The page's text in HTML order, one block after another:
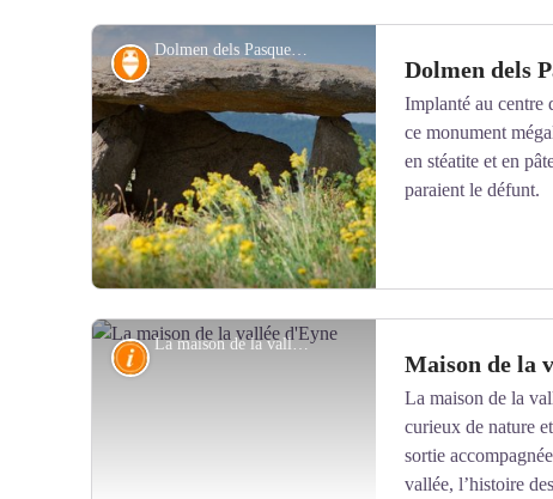
Voir l'image en plein écran
Dolmen dels Pasquerets - © CC Pyrénées Catalanes
Voir l'image en plein écran
Archéologie Dolmen dels
Implanté au centre
ce monument
en stéatite et en
paraient le défunt.
La maison de la vallée d'Eyne - © Maison de la vallée d'Eyne
Connaissance Maison de la
La maison de la
curieux de nature
sortie
vallée, l’histoire